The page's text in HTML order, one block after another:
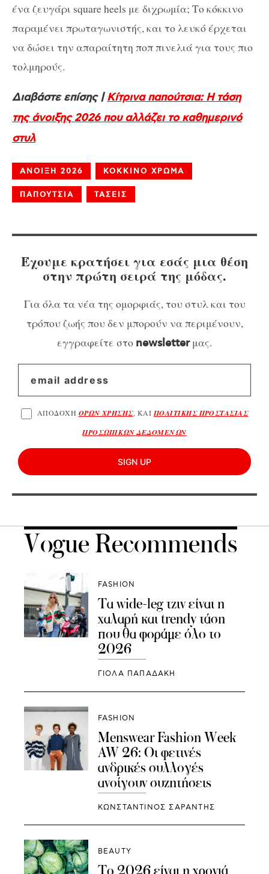
ένα ζευγάρι square heels με διχρωμία; Το κόκκινο
παραμένει πρωταγωνιστής, και το λευκό έρχεται
να δώσει την απαραίτητη ποπ πινελιά για τους πιο
τολμηρούς.
Διαβάστε επίσης |Κίτρινα παπούτσια: Η τάση
της άνοιξης 2026 που αλλάζει το καθημερινό
στυλ
ΑΝΟΙΞΗ 2026 ΚΟΚΚΙΝΟ ΧΡΩΜΑ
ΠΑΠΟΥΤΣΙΑ ΤΑΣΕΙΣ
Έχουμε κρατήσει για εσάς μια θέση
στην πρώτη σειρά της μόδας.
Για όλα τα νέα της ομορφιάς, του στυλ και του
τρόπου ζωής που δεν μπορούν να περιμένουν,
εγγραφείτε στο newsletterμας.
ΑΠΟΔΟΧΗ ΟΡΩΝ ΧΡΗΣΗΣ, ΚΑΙ ΠΟΛΙΤΙΚΗΣ ΠΡΟΣΤΑΣΙΑΣ
ΠΡΟΣΩΠΙΚΩΝ ΔΕΔΟΜΕΝΩΝ
SIGN UP
Vogue Recommends
FASHION
Τα wide-leg τζιν είναι η
χαλαρή και trendy τάση
που θα φοράμε όλο το
2026
ΓΙΌΛΑ ΠΑΠΑΔΆΚΗ
FASHION
Menswear Fashion Week
AW 26: Οι φετινές
ανδρικές συλλογές
ανοίγουν συζητήσεις
ΚΩΝΣΤΑΝΤΙΝΟΣ ΣΑΡΑΝΤΗΣ
BEAUTY